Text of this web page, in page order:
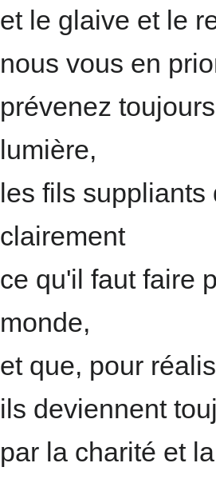
et le glaive et le
nous vous en
prévenez
lumière,
les fils
clairement
ce qu'il faut faire
monde,
et que, pour
ils deviennent
par la charité et